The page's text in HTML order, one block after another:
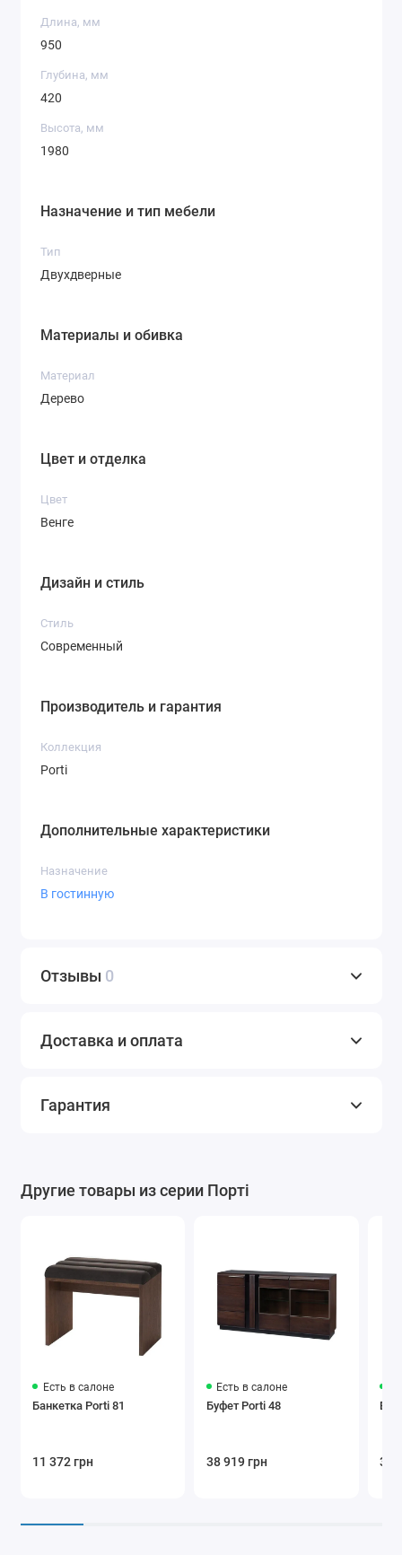
Длина, мм
950
Глубина, мм
420
Высота, мм
1980
Назначение и тип мебели
Тип
Двухдверные
Материалы и обивка
Материал
Дерево
Цвет и отделка
Цвет
Венге
Дизайн и стиль
Стиль
Современный
Производитель и гарантия
Коллекция
Porti
Дополнительные характеристики
Назначение
В гостинную
Отзывы 0
Доставка и оплата
Гарантия
Другие товары из серии Порті
Есть в салоне
Банкетка Porti 81
11 372 грн
Есть в салоне
Буфет Porti 48
38 919 грн 32